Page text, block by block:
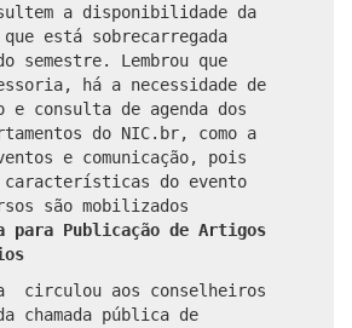
a disponibilidade da
está sobrecarregada
semestre. Lembrou que
há a necessidade de
e consulta de agenda dos
do NIC.br, como a
e comunicação, pois
características do evento
são mobilizados
para Publicação de Artigos
circulou aos conselheiros
chamada pública de